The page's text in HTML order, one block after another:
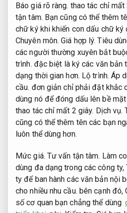
Báo giá rõ ràng. thao tác chỉ mất
tận tâm. Bạn cũng có thể thêm
chữ ký khi khiến con dấu chữ ký
Chuyên môn. Giá hợp lý. Tiêu
các người thường xuyên bắt
trình. đặc biệt là ký các văn bản
dạng thời gian hơn. Lộ trình. Áp
cầu. đơn giản chỉ phải đặt khắc
dùng nó để đóng dấu lên bề
thao tác chỉ mất 2 giây. Dịch vụ.
cũng có thể thêm tên các bạn
luôn thể dùng hơn.
Mức giá. Tư vấn tận tâm. Làm
dùng đa dạng trong các công ty,
ty để ban hành các văn bản nội
cho nhiều nhu cầu. bên cạnh đó,
số cơ quan bạn chẳng thể dùng